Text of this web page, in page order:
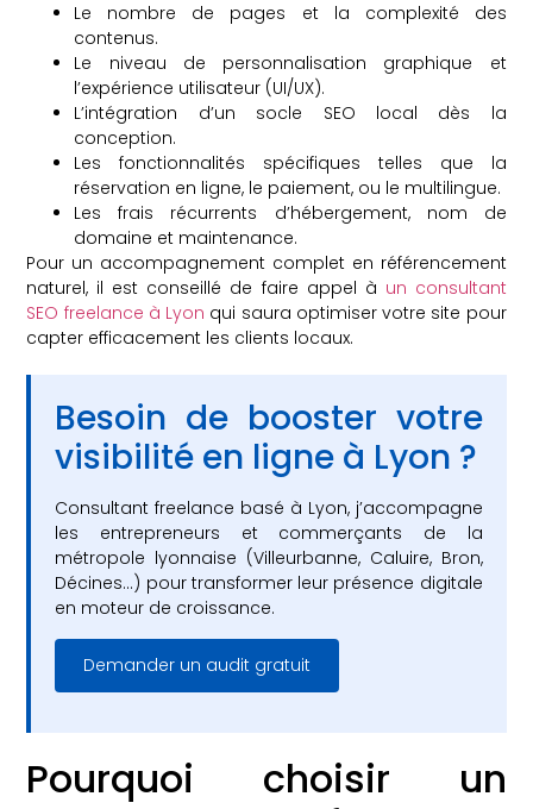
Le nombre de pages et la complexité des
contenus.
Le niveau de personnalisation graphique et
l’expérience utilisateur (UI/UX).
L’intégration d’un socle SEO local dès la
conception.
Les fonctionnalités spécifiques telles que la
réservation en ligne, le paiement, ou le multilingue.
Les frais récurrents d’hébergement, nom de
domaine et maintenance.
Pour un accompagnement complet en référencement
naturel, il est conseillé de faire appel à un consultant
SEO freelance à Lyon qui saura optimiser votre site pour
capter efficacement les clients locaux.
Besoin de booster votre
visibilité en ligne à Lyon ?
Consultant freelance basé à Lyon, j’accompagne
les entrepreneurs et commerçants de la
métropole lyonnaise (Villeurbanne, Caluire, Bron,
Décines…) pour transformer leur présence digitale
en moteur de croissance.
Demander un audit gratuit
Pourquoi choisir un